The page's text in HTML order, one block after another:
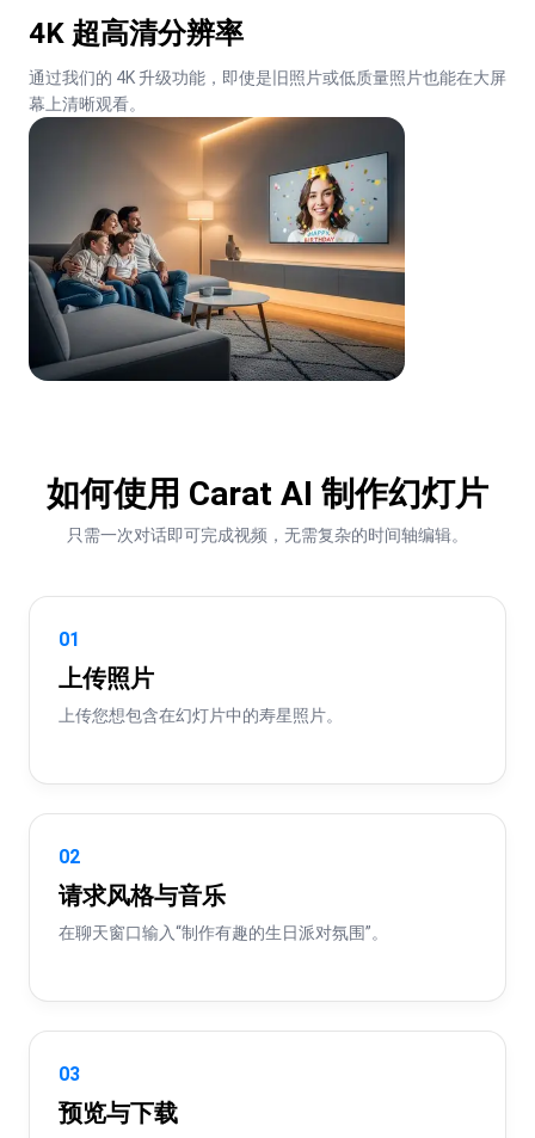
4K 超高清分辨率
通过我们的 4K 升级功能，即使是旧照片或低质量照片也能在大屏
幕上清晰观看。
如何使用 Carat AI 制作幻灯片
只需一次对话即可完成视频，无需复杂的时间轴编辑。
01
上传照片
上传您想包含在幻灯片中的寿星照片。
02
请求风格与音乐
在聊天窗口输入“制作有趣的生日派对氛围”。
03
预览与下载